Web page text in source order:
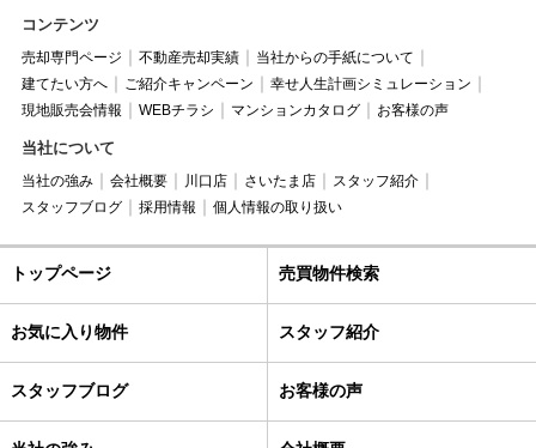
コンテンツ
売却専門ページ 不動産売却実績
当社からの手紙について
建てたい方へ
ご紹介キャンペーン
幸せ人生計画シミュレーション
現地販売会情報
WEBチラシ マンションカタログ お客様の声
当社について
当社の強み 会社概要 川口店 さいたま店
スタッフ紹介
スタッフブログ
採用情報 個人情報の取り扱い
トップページ 売買物件検索
お気に入り物件 スタッフ紹介
スタッフブログ お客様の声